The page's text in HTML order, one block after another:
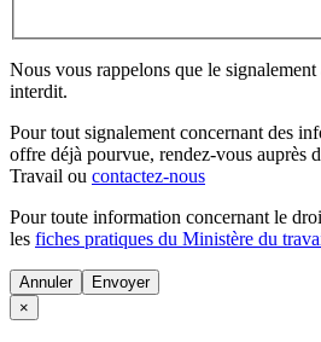
Nous vous rappelons que le
interdit.
Pour tout signalement concernant des
offre déjà pourvue, rendez-vous auprès
Travail ou contactez-nous
Pour toute information concernant le
les fiches pratiques du Ministère du
Annuler
×